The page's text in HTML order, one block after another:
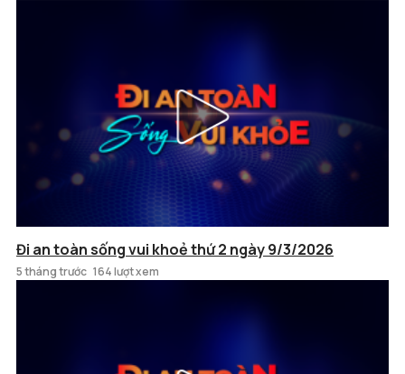
Đi an toàn sống vui khoẻ thứ 2 ngày 9/3/2026
5 tháng trước 164 lượt xem